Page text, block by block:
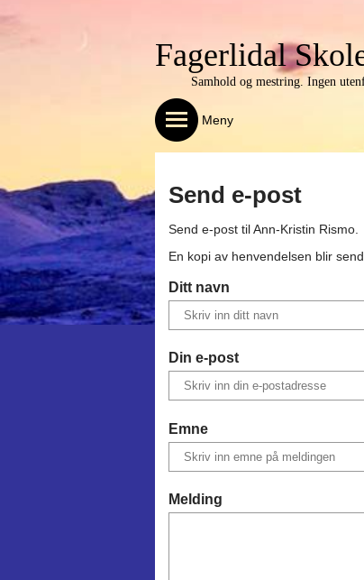
Fagerlidal
Samhold og mestring. Ingen
Meny
Send e-post
Send e-post tilAnn-Kristin Rismo.
En kopi av henvendelsen blir
Ditt navn
Din e-post
Emne
Melding